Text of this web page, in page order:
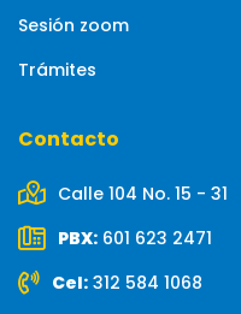
Sesión zoom
Trámites
Contacto
Calle 104 No. 15 - 31
PBX: 601 623 2471
Cel: 312 584 1068